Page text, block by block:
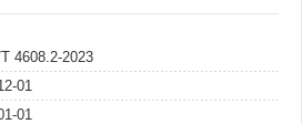
4608.2-2023
01
01